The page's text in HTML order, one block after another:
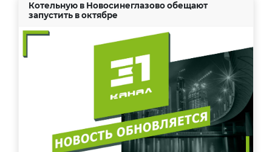
Котельную в Новосинеглазово обещают
запустить в октябре